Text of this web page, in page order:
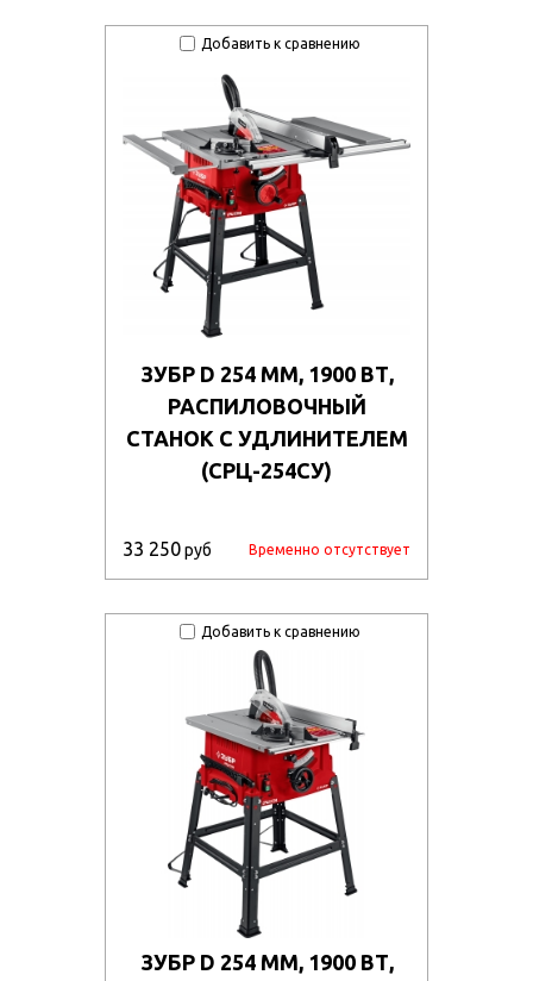
Добавить к сравнению
ЗУБР D 254 ММ, 1900 ВТ,
РАСПИЛОВОЧНЫЙ
СТАНОК С УДЛИНИТЕЛЕМ
(СРЦ-254СУ)
33 250руб Временно отсутствует
Добавить к сравнению
ЗУБР D 254 ММ, 1900 ВТ,